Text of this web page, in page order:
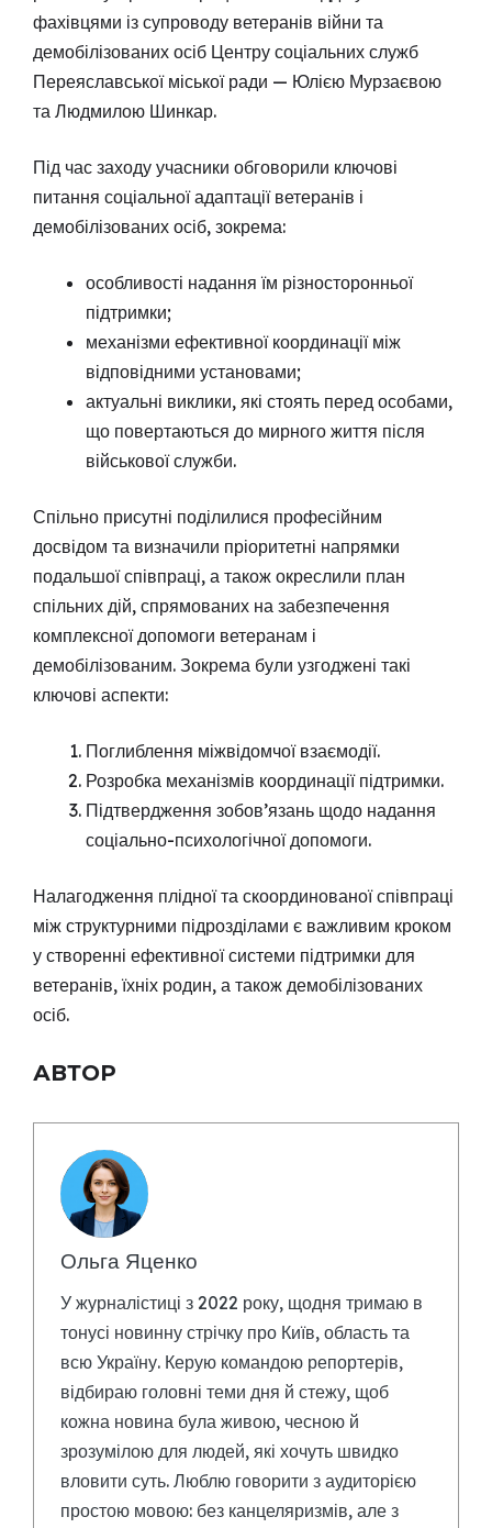
фахівцями із супроводу ветеранів війни та
демобілізованих осіб Центру соціальних служб
Переяславської міської ради — Юлією Мурзаєвою
та Людмилою Шинкар.
Під час заходу учасники обговорили ключові
питання соціальної адаптації ветеранів і
демобілізованих осіб, зокрема:
особливості надання їм різносторонньої
підтримки;
механізми ефективної координації між
відповідними установами;
актуальні виклики, які стоять перед особами,
що повертаються до мирного життя після
військової служби.
Спільно присутні поділилися професійним
досвідом та визначили пріоритетні напрямки
подальшої співпраці, а також окреслили план
спільних дій, спрямованих на забезпечення
комплексної допомоги ветеранам і
демобілізованим. Зокрема були узгоджені такі
ключові аспекти:
Поглиблення міжвідомчої взаємодії.
Розробка механізмів координації підтримки.
Підтвердження зобов’язань щодо надання
соціально-психологічної допомоги.
Налагодження плідної та скоординованої співпраці
між структурними підрозділами є важливим кроком
у створенні ефективної системи підтримки для
ветеранів, їхніх родин, а також демобілізованих
осіб.
АВТОР
Ольга Яценко
У журналістиці з 2022 року, щодня тримаю в
тонусі новинну стрічку про Київ, область та
всю Україну. Керую командою репортерів,
відбираю головні теми дня й стежу, щоб
кожна новина була живою, чесною й
зрозумілою для людей, які хочуть швидко
вловити суть. Люблю говорити з аудиторією
простою мовою: без канцеляризмів, але з